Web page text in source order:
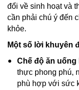
đổi về sinh hoạt và
cần phải chú ý đến
khỏe.
Một số lời khuyên
Chế độ ăn uống
thực phong phú,
phù hợp với sức